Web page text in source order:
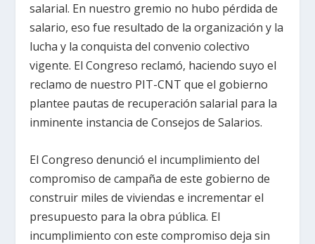
salarial. En nuestro gremio no hubo pérdida de
salario, eso fue resultado de la organización y la
lucha y la conquista del convenio colectivo
vigente. El Congreso reclamó, haciendo suyo el
reclamo de nuestro PIT-CNT que el gobierno
plantee pautas de recuperación salarial para la
inminente instancia de Consejos de Salarios.
El Congreso denunció el incumplimiento del
compromiso de campaña de este gobierno de
construir miles de viviendas e incrementar el
presupuesto para la obra pública. El
incumplimiento con este compromiso deja sin